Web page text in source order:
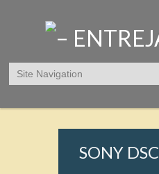
SONY DSC